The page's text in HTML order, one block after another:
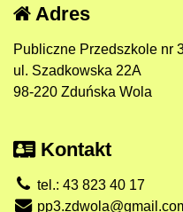
Adres
Publiczne Przedszkole nr
ul. Szadkowska 22A
98-220 Zduńska Wola
Kontakt
tel.: 43 823 40 17